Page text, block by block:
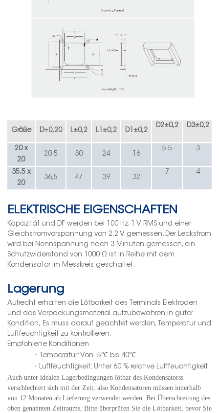
Größe D±0,20 L±0,2 L1 ±0,2 D1 ±0,2
D2±0,2 D3±0,2
20 x
20
20.5 30 24 16
5.5 3
35,5x
20
36,5 47 39 32
7 4
ELEKTRISCHE EIGENSCHAFTEN
Kapazität und DF werden bei 100 Hz, 1 V RMS und einer
Gleichstromvorspannung von 2,2 V gemessen. Der Leckstrom
wird bei Nennspannung nach 3 Minuten gemessen, ein
Schutzwiderstand von 1000 Ω ist in Reihe mit dem
Kondensator im Messkreis geschaltet.
Lagerung
Aufrecht erhalten die Lötbarkeit des Terminals Elektroden
und das Verpackungsmaterial aufzubewahren in guter
Kondition, Es muss darauf geachtet werden, Temperatur und
Luftfeuchtigkeit zu kontrollieren.
Empfohlene Konditionen
· Temperatur: Von -5℃ bis 40℃
· Luftfeuchtigkeit: Unter 60 % relative Luftfeuchtigkeit
Auch unter idealen Lagerbedingungen lötbar des Kondensatorss
verschlechtert sich mit der Zeit, also Kondensatoren müssen innerhalb
von 12 Monaten ab Lieferung verwendet werden. Bei Überschreitung des
oben genannten Zeitraums, Bitte überprüfen Sie die Lötbarkeit, bevor Sie